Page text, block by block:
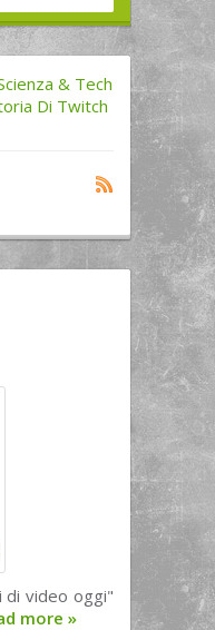
& Tech
Di Twitch
di video oggi"
more »